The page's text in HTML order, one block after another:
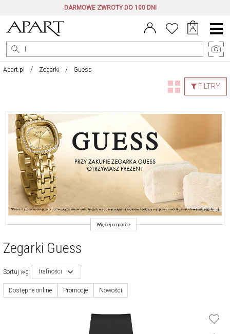
DARMOWE ZWROTY DO 100 DNI
Menu
główne
Apart.pl Zegarki Guess
FILTRY
Zegarki Guess
Sortuj wg: trafności
Dostępne online Promocje Nowości